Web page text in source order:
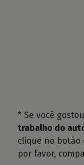
* Se você
trabalho do
clique no botão
por favor,